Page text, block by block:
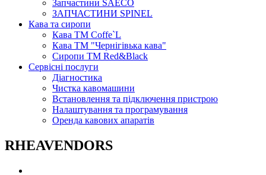
Запчастини SAECO
ЗАПЧАСТИНИ SPINEL
Кава та сиропи
Кава ТМ Coffe`L
Кава ТМ "Чернігівька кава"
Сиропи ТМ Red&Black
Сервісні послуги
Діагностика
Чистка кавомашини
Встановлення та підключення пристрою
Налаштування та програмування
Оренда кавових апаратів
RHEAVENDORS